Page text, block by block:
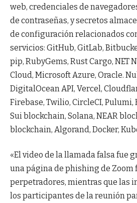
web, credenciales de
de contraseñas, y secretos
de configuración relacionados
servicios: GitHub, GitLab,
pip, RubyGems, Rust Cargo, NET
Cloud, Microsoft Azure, Oracle.
DigitalOcean API, Vercel,
Firebase, Twilio, CircleCI, Pulumi,
Sui blockchain, Solana, NEAR
blockchain, Algorand, Docker,
«El video de la llamada falsa fue
una página de phishing de Zoom
perpetradores, mientras que las
los participantes de la reunión